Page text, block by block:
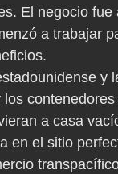
El negocio fue
a trabajar
y
a casa
en el sitio